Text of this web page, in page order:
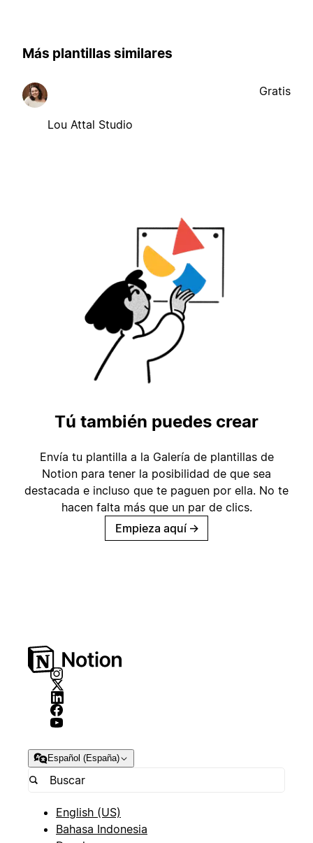
Más plantillas similares
Lou Attal Studio
Gratis
Tú también puedes crear
Envía tu plantilla a la Galería de plantillas de
Notion para tener la posibilidad de que sea
destacada e incluso que te paguen por ella. No te
hacen falta más que un par de clics.
Empieza aquí →
Español (España)
English (US)
Bahasa Indonesia